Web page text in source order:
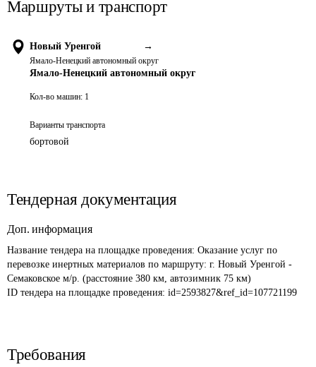
Маршруты и транспорт
Новый Уренгой →
Ямало-Ненецкий автономный округ
Ямало-Ненецкий автономный округ
Кол-во машин: 1
Варианты транспорта
бортовой
Тендерная документация
Доп. информация
Название тендера на площадке проведения: Оказание услуг по
перевозке инертных материалов по маршруту: г. Новый Уренгой -
Семаковское м/р. (расстояние 380 км, автозимник 75 км)
ID тендера на площадке проведения: id=2593827&ref_id=107721199
Требования